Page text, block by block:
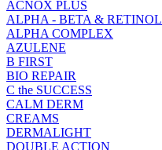
ACNOX PLUS
ALPHA - BETA & RETINOL
ALPHA COMPLEX
AZULENE
B FIRST
BIO REPAIR
C the SUCCESS
CALM DERM
CREAMS
DERMALIGHT
DOUBLE ACTION